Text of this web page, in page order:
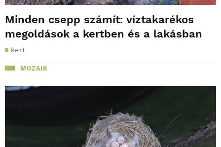
Minden csepp számít: víztakarékos
megoldások a kertben és a lakásban
kert
MOZAIK